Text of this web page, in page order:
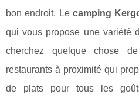
bon endroit. Le camping
qui vous propose une variété
cherchez quelque chose
restaurants à proximité qui
de plats pour tous les